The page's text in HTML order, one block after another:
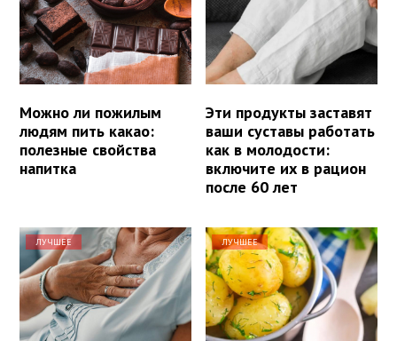
Можно ли пожилым
людям пить какао:
полезные свойства
напитка
Эти продукты заставят
ваши суставы работать
как в молодости:
включите их в рацион
после 60 лет
ЛУЧШЕЕ ЛУЧШЕЕ